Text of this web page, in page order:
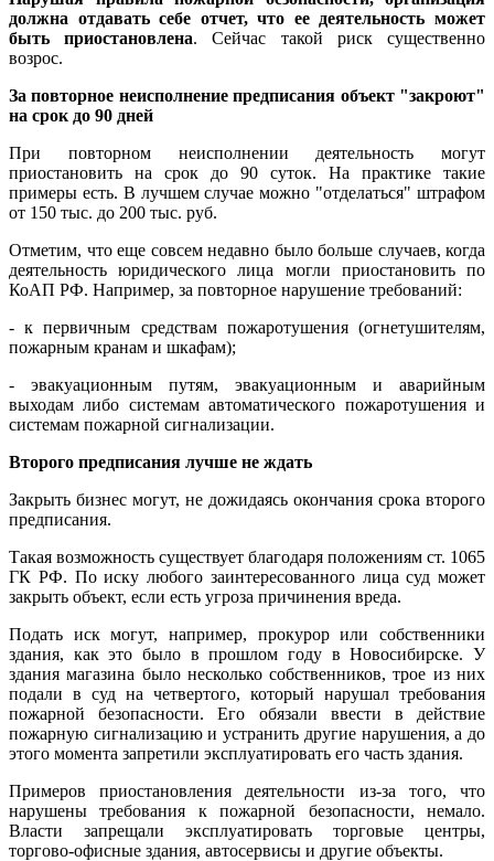
должна отдавать себе отчет, что ее деятельность может
быть приостановлена. Сейчас такой риск существенно
возрос.
За повторное неисполнение предписания объект "закроют"
на срок до 90 дней
При повторном неисполнении деятельность могут
приостановить на срок до 90 суток. На практике такие
примеры есть. В лучшем случае можно "отделаться" штрафом
от 150 тыс. до 200 тыс. руб.
Отметим, что еще совсем недавно было больше случаев, когда
деятельность юридического лица могли приостановить по
КоАП РФ. Например, за повторное нарушение требований:
- кпервичным средствам пожаротушения(огнетушителям,
пожарным кранам и шкафам);
- эвакуационным путям, эвакуационным и аварийным
выходам либо системам автоматического пожаротушения и
системам пожарной сигнализации.
Второго предписания лучше не ждать
Закрыть бизнес могут, не дожидаясь окончания срока второго
предписания.
Такая возможность существует благодаря положениям ст. 1065
ГК РФ. По иску любого заинтересованного лица суд может
закрыть объект, если есть угроза причинения вреда.
Подать иск могут, например, прокурор или собственники
здания, как это было в прошлом году в Новосибирске. У
здания магазина было несколько собственников, трое из них
подали в суд на четвертого, который нарушал требования
пожарной безопасности. Его обязали ввести в действие
пожарную сигнализацию и устранить другие нарушения, а до
этого момента запретили эксплуатировать его часть здания.
Примеров приостановления деятельности из-за того, что
нарушены требования к пожарной безопасности, немало.
Власти запрещали эксплуатировать торговые центры,
торгово-офисные здания, автосервисы и другие объекты.